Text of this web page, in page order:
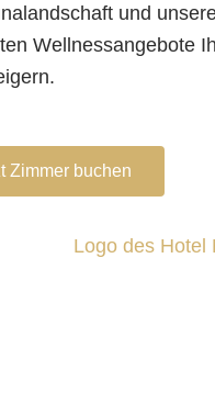
und
Wellnessangebote
Zimmer buchen